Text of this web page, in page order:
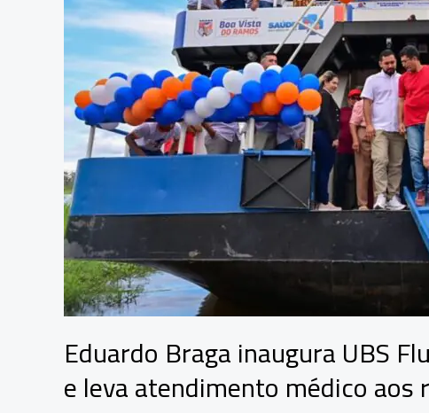
Eduardo Braga inaugura UBS
e leva atendimento médico aos